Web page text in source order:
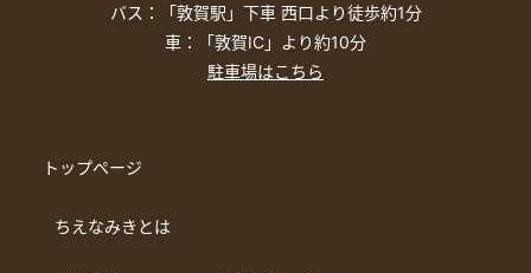
バス：「敦賀駅」下車 西口より徒歩約1分
車：「敦賀IC」より約10分
駐車場はこちら
トップページ
ちえなみきとは